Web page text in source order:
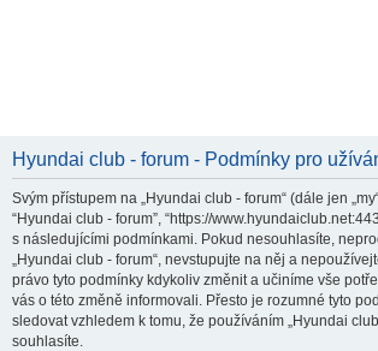
Hyundai club - forum - Podmínky pro
Svým přístupem na „Hyundai club - forum“ (dále jen
“Hyundai club - forum”, “https://
s následujícími podmínkami. Pokud nesouhlasíte,
„Hyundai club - forum“, nevstupujte na něj a
právo tyto podmínky kdykoliv změnit a učiníme vše
vás o této změně informovali. Přesto je rozumné tyto
sledovat vzhledem k tomu, že používáním „Hyundai
souhlasíte.